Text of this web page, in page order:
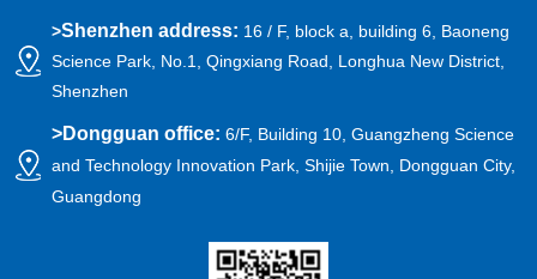
>Shenzhen address: 16 / F, block a, building 6, Baoneng
Science Park, No.1, Qingxiang Road, Longhua New District,
Shenzhen
>Dongguan office:6/F, Building 10, Guangzheng Science
and Technology Innovation Park, Shijie Town, Dongguan City,
Guangdong